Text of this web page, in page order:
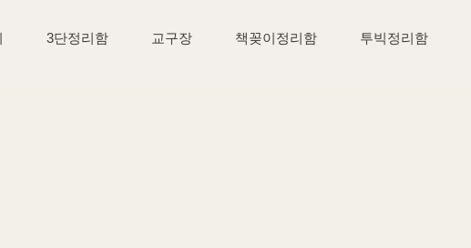
3단정리함 교구장 책꽂이정리함 투빅정리함